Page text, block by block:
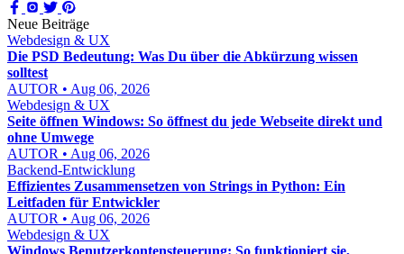
Neue Beiträge
Webdesign & UX
Die PSD Bedeutung: Was Du über die Abkürzung wissen
solltest
AUTOR • Aug 06, 2026
Webdesign & UX
Seite öffnen Windows: So öffnest du jede Webseite direkt und
ohne Umwege
AUTOR • Aug 06, 2026
Backend-Entwicklung
Effizientes Zusammensetzen von Strings in Python: Ein
Leitfaden für Entwickler
AUTOR • Aug 06, 2026
Webdesign & UX
Windows Benutzerkontensteuerung: So funktioniert sie,